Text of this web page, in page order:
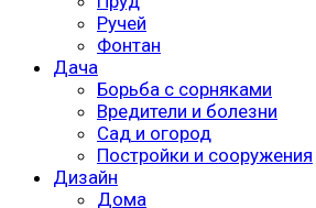
Ручей
Фонтан
Дача
Борьба с сорняками
Вредители и болезни
Сад и огород
Постройки и сооружения
Дизайн
Дома